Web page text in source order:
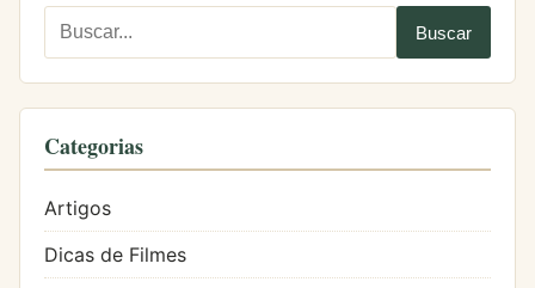
Categorias
Artigos
Dicas de Filmes